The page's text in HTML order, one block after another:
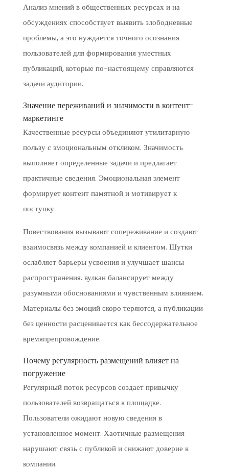
Анализ мнений в общественных ресурсах и на
обсуждениях способствует выявить злободневные
проблемы, а это нуждается точного осознания
пользователей для формирования уместных
публикаций, которые по-настоящему справляются
задачи аудитории.
Значение переживаний и значимости в контент-
маркетинге
Качественные ресурсы объединяют утилитарную
пользу с эмоциональным откликом. Значимость
выполняет определенные задачи и предлагает
практичные сведения. Эмоциональная элемент
формирует контент памятной и мотивирует к
поступку.
Повествования вызывают сопереживание и создают
взаимосвязь между компанией и клиентом. Шутки
ослабляет барьеры усвоения и улучшает шансы
распространения. вулкан балансирует между
разумными обоснованиями и чувственным влиянием.
Материалы без эмоций скоро теряются, а публикации
без ценности расценивается как бессодержательное
времяпрепровождение.
Почему регулярность размещений влияет на
погружение
Регулярный поток ресурсов создает привычку
пользователей возвращаться к площадке.
Пользователи ожидают новую сведения в
установленное момент. Хаотичные размещения
нарушают связь с публикой и снижают доверие к
компании.